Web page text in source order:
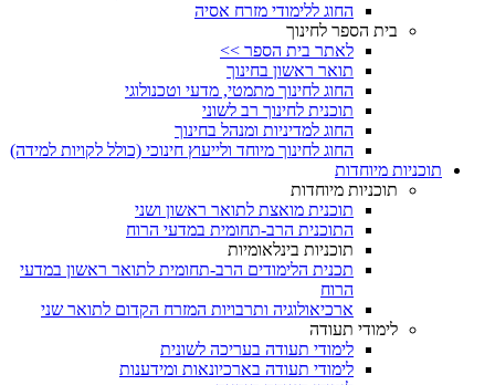
החוג ללימודי מזרח אסיה
בית הספר לחינוך
לאתר בית הספר >>
תואר ראשון בחינוך
החוג לחינוך מתמטי, מדעי וטכנולוגי
תוכנית לחינוך רב לשוני
החוג למדיניות ומנהל בחינוך
החוג לחינוך מיוחד ולייעוץ חינוכי (כולל לקויות למידה)
תוכניות מיוחדות
תוכניות מיוחדות
תוכנית מואצת לתואר ראשון ושני
התוכנית הרב-תחומית במדעי הרוח
תוכניות בינלאומיות
תכנית הלימודים הרב-תחומית לתואר ראשון במדעי
הרוח
ארכיאולוגיה ותרבויות המזרח הקדום לתואר שני
לימודי תעודה
לימודי תעודה בעריכה לשונית
לימודי תעודה בארכיונאות ומידענות